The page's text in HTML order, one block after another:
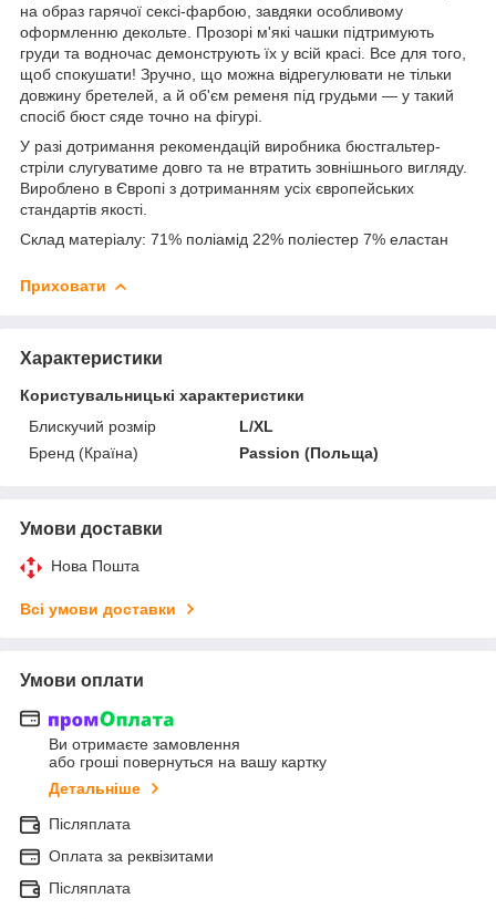
на образ гарячої сексі-фарбою, завдяки особливому
оформленню декольте. Прозорі м'які чашки підтримують
груди та водночас демонструють їх у всій красі. Все для того,
щоб спокушати! Зручно, що можна відрегулювати не тільки
довжину бретелей, а й об'єм ременя під грудьми — у такий
спосіб бюст сяде точно на фігурі.
У разі дотримання рекомендацій виробника бюстгальтер-
стріли слугуватиме довго та не втратить зовнішнього вигляду.
Вироблено в Європі з дотриманням усіх європейських
стандартів якості.
Склад матеріалу: 71% поліамід 22% поліестер 7% еластан
Приховати
Характеристики
Користувальницькі характеристики
Блискучий розмір
L/XL
Бренд (Країна)
Passion (Польща)
Умови доставки
Нова Пошта
Всі умови доставки
Умови оплати
Ви отримаєте замовлення
або гроші повернуться на вашу картку
Детальніше
Післяплата
Оплата за реквізитами
Післяплата